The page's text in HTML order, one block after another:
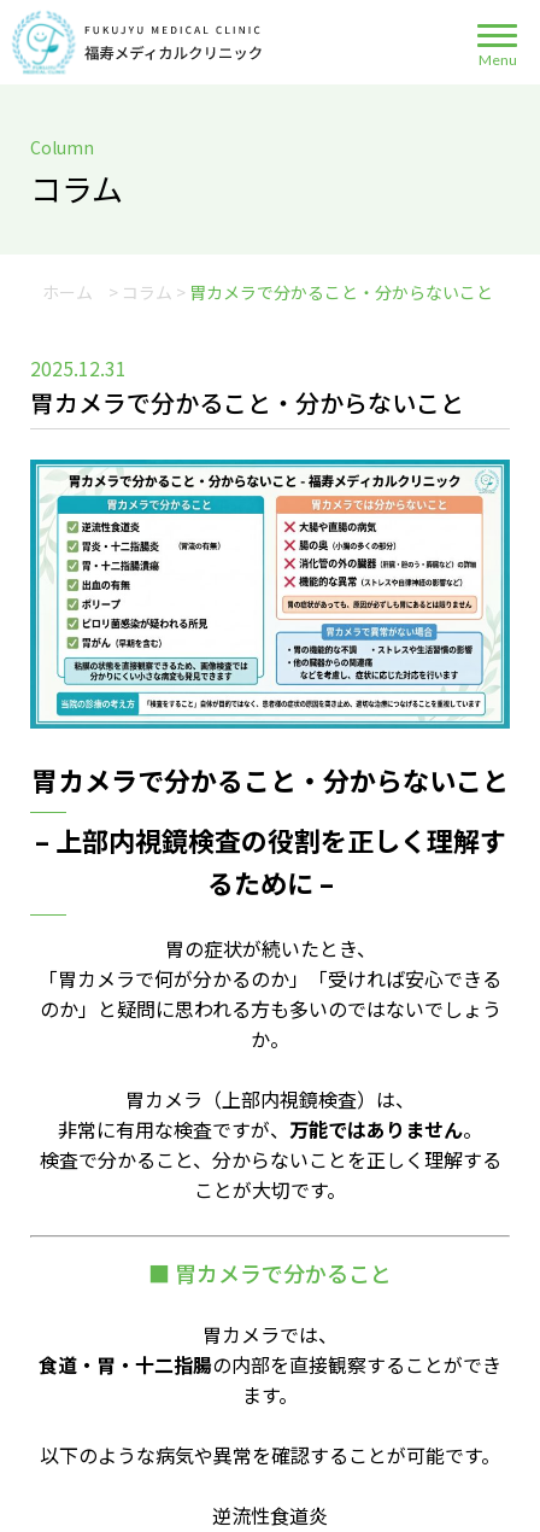
Column
コラム
ホーム > コラム > 胃カメラで分かること・分からないこと
2025.12.31
胃カメラで分かること・分からないこと
胃カメラで分かること・分からないこと
– 上部内視鏡検査の役割を正しく理解す
るために –
胃の症状が続いたとき、
「胃カメラで何が分かるのか」「受ければ安心できる
のか」と疑問に思われる方も多いのではないでしょう
か。
胃カメラ（上部内視鏡検査）は、
非常に有用な検査ですが、 万能ではありません。
検査で分かること、分からないことを正しく理解する
ことが大切です。
■ 胃カメラで分かること
胃カメラでは、
食道・胃・十二指腸の内部を直接観察することができ
ます。
以下のような病気や異常を確認することが可能です。
逆流性食道炎